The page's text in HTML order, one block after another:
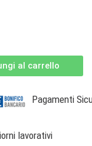
al carrello
Pagamenti
lavorativi